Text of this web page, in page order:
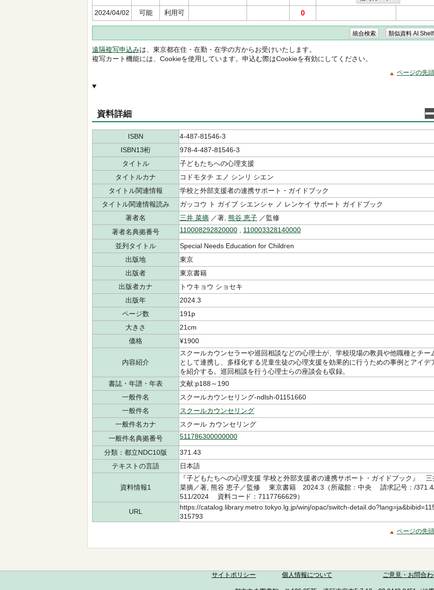
2024/04/02 可能 利用可 0
遠隔複写申込みは、東京都在住・在勤・在学の方からお受けいたします。
複写カート機能には、Cookieを使用しています。申込む際はCookieを有効にしてください。
ページの先
資料詳細
ISBN
4-487-81546-3
ISBN13桁
978-4-487-81546-3
タイトル
子どもたちへの心理支援
タイトルカナ
コドモタチ エノ シンリ シエン
タイトル関連情報
学校と外部支援者の連携サポート・ガイドブック
タイトル関連情報読み
ガッコウ ト ガイブ シエンシャ ノ レンケイ サポート ガイドブック
著者名
三井 菜摘 ／著, 熊谷 恵子 ／監修
著者名典拠番号
110008292820000 110003328140000
並列タイトル
Special Needs Education for Children
出版地
東京
出版者
東京書籍
出版者カナ
トウキョウ ショセキ
出版年
2024.3
ページ数
191p
大きさ
21cm
価格
¥1900
内容紹介
スクールカウンセラーや巡回相談などの心理士が、学校現場の教員や他職種とチー
として連携し、多様化する児童生徒の心理支援を効果的に行うための事例とアイデ
を紹介する。巡回相談を行う心理士らの座談会も収録。
書誌・年譜・年表
文献:p188～190
一般件名
スクールカウンセリング-ndlsh-01151660
一般件名
スクールカウンセリング
一般件名カナ
スクール カウンセリング
一般件名典拠番号
511786300000000
分類：都立NDC10版
371.43
テキストの言語
日本語
資料情報1
『子どもたちへの心理支援 学校と外部支援者の連携サポート・ガイドブック』 三
菜摘／著, 熊谷 恵子／監修 東京書籍 2024.3（所蔵館：中央 請求記号：/
511/2024 資料コード：7117766629）
URL
https://catalog.library.metro.tokyo.lg.jp/winj/opac/switch-
315793
ページの先
サイトポリシー 個人情報について ご意見・お問合